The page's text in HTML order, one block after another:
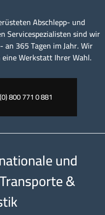
Abschlepp- und
Servicespezialisten sind wir
365 Tagen im Jahr. Wir
Werkstatt Ihrer Wahl.
800 771 0 881
und
&